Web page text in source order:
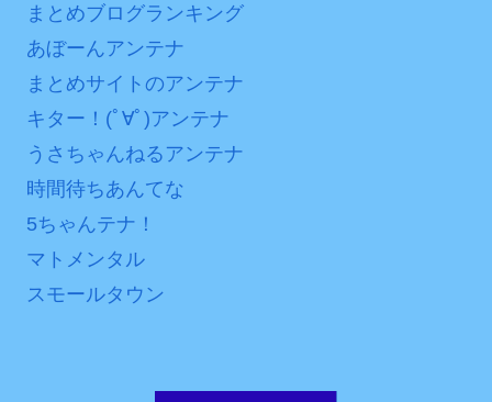
まとめブログランキング
あぼーんアンテナ
まとめサイトのアンテナ
キター！(ﾟ∀ﾟ)アンテナ
うさちゃんねるアンテナ
時間待ちあんてな
5ちゃんテナ！
マトメンタル
スモールタウン